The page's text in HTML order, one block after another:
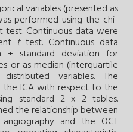
variables (presented as
performed using the chi-
test. Continuous data were
ttest. Continuous data
± standard deviation for
or as median (interquartile
variables. The
the ICA with respect to the
standard 2 x 2 tables.
the relationship between
and the OCT